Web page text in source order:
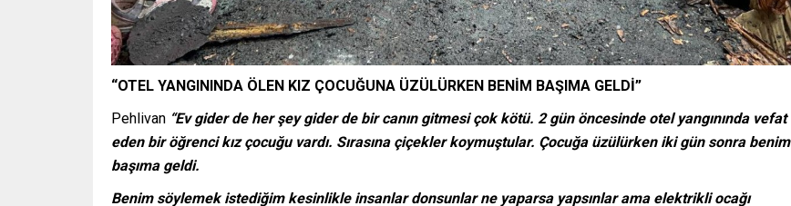
“OTEL YANGININDA ÖLEN KIZ ÇOCUĞUNA ÜZÜLÜRKEN BENİM BAŞIMA GELDİ”
Pehlivan “Ev gider de her şey gider de bir canın gitmesi çok kötü. 2 gün öncesinde otel yangınında vefat
eden bir öğrenci kız çocuğu vardı. Sırasına çiçekler koymuştular. Çocuğa üzülürken iki gün sonra benim
başıma geldi.
Benim söylemek istediğim kesinlikle insanlar donsunlar ne yaparsa yapsınlar ama elektrikli ocağı